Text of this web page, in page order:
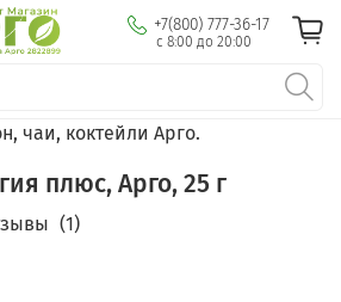
+7(800) 777-36-17
с 8:00 до 20:00
чаи, коктейли Арго.
плюс, Арго, 25 г
(1)